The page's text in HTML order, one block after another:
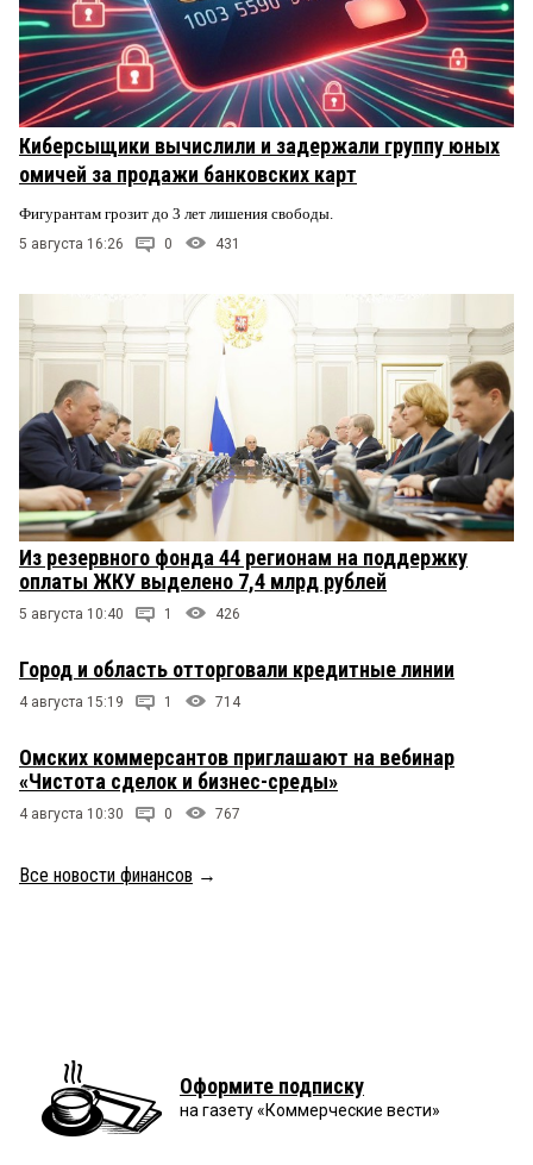
Киберсыщики вычислили и задержали группу юных
омичей за продажи банковских карт
Фигурантам грозит до 3 лет лишения свободы.
5 августа 16:26 0 431
Из резервного фонда 44 регионам на поддержку
оплаты ЖКУ выделено 7,4 млрд рублей
5 августа 10:40 1 426
Город и область отторговали кредитные линии
4 августа 15:19 1 714
Омских коммерсантов приглашают на вебинар
«Чистота сделок и бизнес-среды»
4 августа 10:30 0 767
Все новости финансов →
Оформите подписку
на газету «Коммерческие вести»